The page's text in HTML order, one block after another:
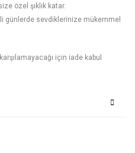
özel şıklık katar.
günlerde sevdiklerinize mükemmel
için iade kabul